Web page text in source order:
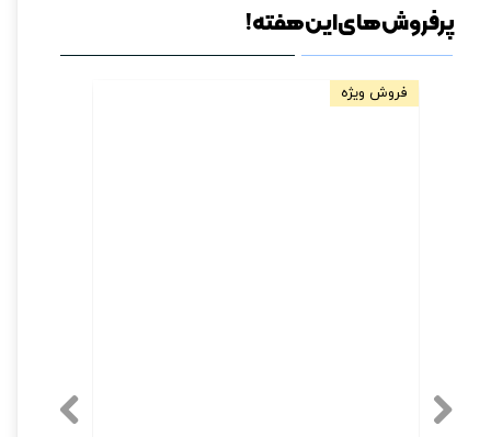
پرفروش های این هفته!
فروش ویژه